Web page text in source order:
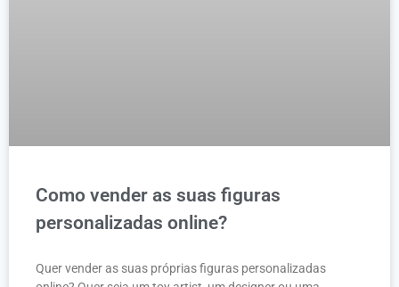
Como vender as suas figuras
personalizadas online?
Quer vender as suas próprias figuras personalizadas